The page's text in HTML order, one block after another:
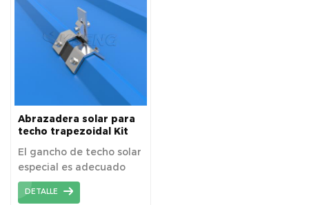
Abrazadera solar para
techo trapezoidal Kit
solar
El gancho de techo solar
especial es adecuado
para el techo
trapezoidal.
DETALLE